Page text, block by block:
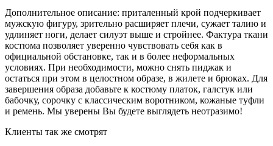
Дополнительное описание: приталенный крой подчеркивает
мужскую фигуру, зрительно расширяет плечи, сужает талию и
удлиняет ноги, делает силуэт выше и стройнее. Фактура ткани
костюма позволяет уверенно чувствовать себя как в
официальной обстановке, так и в более неформальных
условиях. При необходимости, можно снять пиджак и
остаться при этом в целостном образе, в жилете и брюках. Для
завершения образа добавьте к костюму платок, галстук или
бабочку, сорочку с классическим воротником, кожаные туфли
и ремень. Мы уверены Вы будете выглядеть неотразимо!
Клиенты так же смотрят